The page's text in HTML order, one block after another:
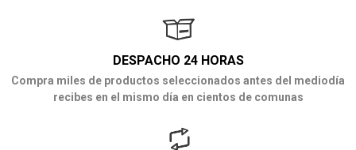
DESPACHO 24 HORAS
Compra miles de productos seleccionados antes del mediodía
recibes en el mismo día en cientos de comunas